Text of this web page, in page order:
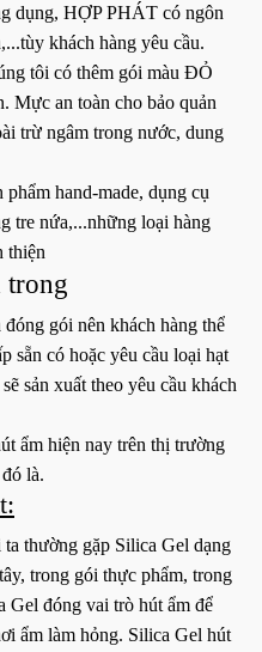
dụng, HỢP PHÁT có ngôn
khách hàng yêu cầu.
tôi có thêm gói màu ĐỎ
Mực an toàn cho bảo quản
trừ ngâm trong nước, dung
hand-made, dụng cụ
tre nứa,...những loại hàng
thiện
trong
gói nên khách hàng thể
sẵn có hoặc yêu cầu loại hạt
sản xuất theo yêu cầu khách
ẩm hiện nay trên thị trường
là.
thường gặp Silica Gel dạng
trong gói thực phẩm, trong
Gel đóng vai trò hút ẩm để
ẩm làm hỏng. Silica Gel hút